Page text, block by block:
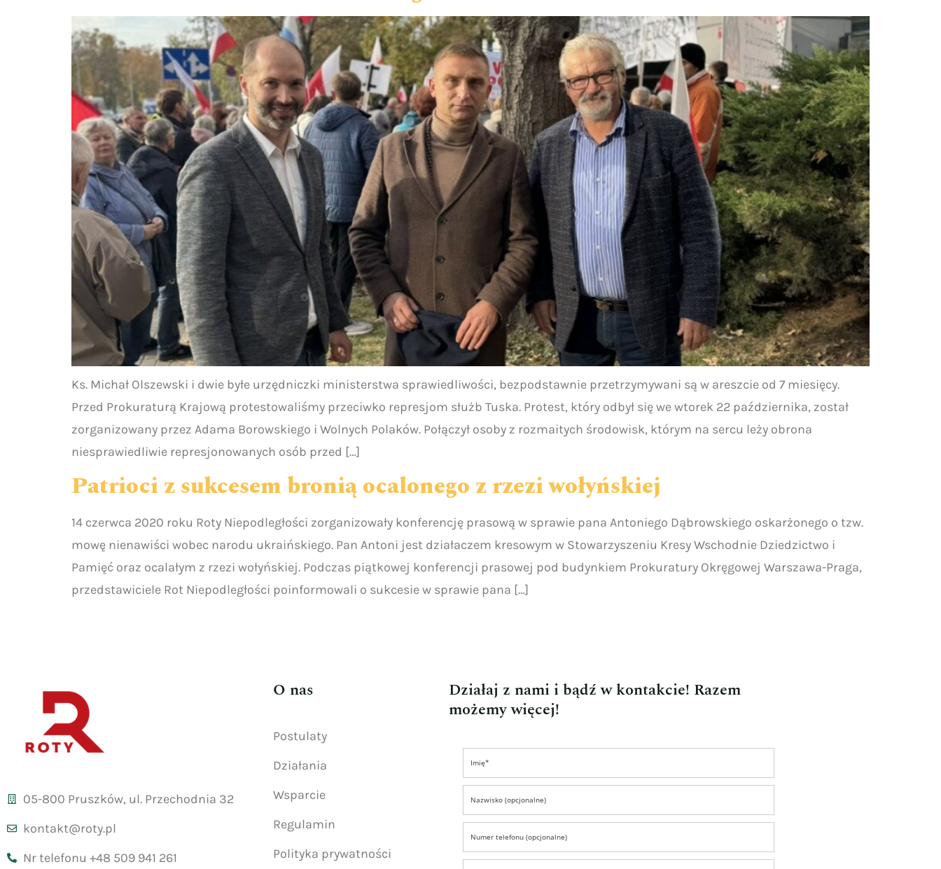
Ks. Michał Olszewski i dwie byłe urzędniczki ministerstwa sprawiedliwości, bezpodstawnie przetrzymywani są w areszcie od 7 miesięcy.
Przed Prokuraturą Krajową protestowaliśmy przeciwko represjom służb Tuska. Protest, który odbył się we wtorek 22 października, został
zorganizowany przez Adama Borowskiego i Wolnych Polaków. Połączył osoby z rozmaitych środowisk, którym na sercu leży obrona
niesprawiedliwie represjonowanych osób przed […]
Patrioci z sukcesem bronią ocalonego z rzezi wołyńskiej
14 czerwca 2020 roku Roty Niepodległości zorganizowały konferencję prasową w sprawie pana Antoniego Dąbrowskiego oskarżonego o tzw.
mowę nienawiści wobec narodu ukraińskiego. Pan Antoni jest działaczem kresowym w Stowarzyszeniu Kresy Wschodnie Dziedzictwo i
Pamięć oraz ocalałym z rzezi wołyńskiej. Podczas piątkowej konferencji prasowej pod budynkiem Prokuratury Okręgowej Warszawa-Praga,
przedstawiciele Rot Niepodległości poinformowali o sukcesie w sprawie pana […]
05-800 Pruszków, ul. Przechodnia 32
kontakt@roty.pl
Nr telefonu +48 509 941 261
O nas
Postulaty
Działania
Wsparcie
Regulamin
Polityka prywatności
Działaj z nami i bądź w kontakcie! Razem
możemy więcej!